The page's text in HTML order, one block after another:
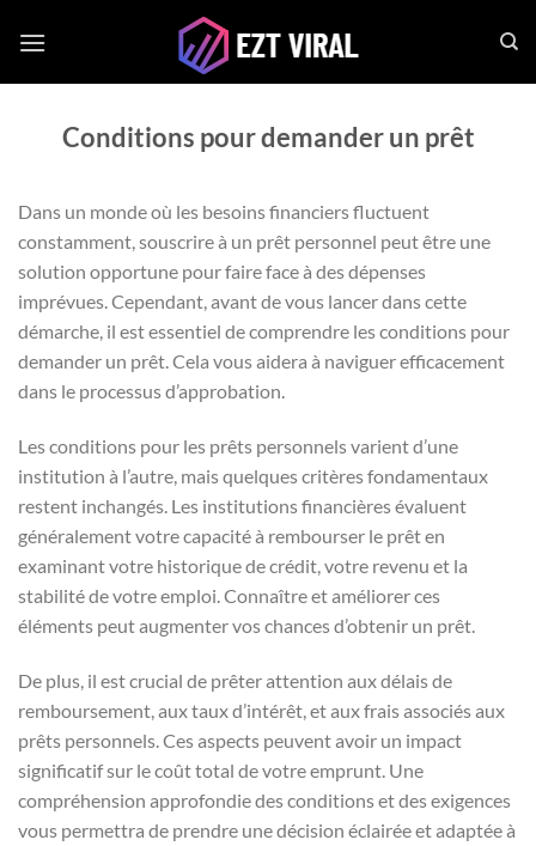
Conditions pour demander un prêt
Dans un monde où les besoins financiers fluctuent
constamment, souscrire à un prêt personnel peut être une
solution opportune pour faire face à des dépenses
imprévues. Cependant, avant de vous lancer dans cette
démarche, il est essentiel de comprendre les conditions pour
demander un prêt. Cela vous aidera à naviguer efficacement
dans le processus d’approbation.
Les conditions pour les prêts personnels varient d’une
institution à l’autre, mais quelques critères fondamentaux
restent inchangés. Les institutions financières évaluent
généralement votre capacité à rembourser le prêt en
examinant votre historique de crédit, votre revenu et la
stabilité de votre emploi. Connaître et améliorer ces
éléments peut augmenter vos chances d’obtenir un prêt.
De plus, il est crucial de prêter attention aux délais de
remboursement, aux taux d’intérêt, et aux frais associés aux
prêts personnels. Ces aspects peuvent avoir un impact
significatif sur le coût total de votre emprunt. Une
compréhension approfondie des conditions et des exigences
vous permettra de prendre une décision éclairée et adaptée à